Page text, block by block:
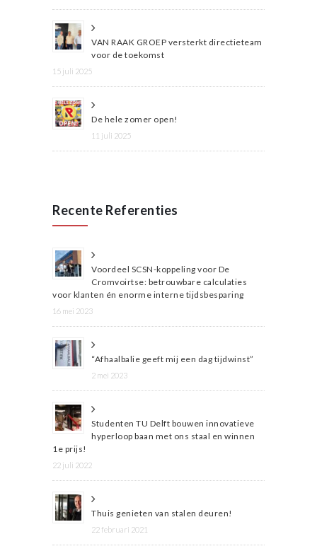
VAN RAAK GROEP versterkt directieteam
voor de toekomst
15 juli 2025
De hele zomer open!
11 juli 2025
Recente Referenties
Voordeel SCSN-koppeling voor De
Cromvoirtse: betrouwbare calculaties
voor klanten én enorme interne tijdsbesparing
16 mei 2023
“Afhaalbalie geeft mij een dag tijdwinst”
2 mei 2023
Studenten TU Delft bouwen innovatieve
hyperloop baan met ons staal en winnen
1e prijs!
22 juli 2022
Thuis genieten van stalen deuren!
22 februari 2021